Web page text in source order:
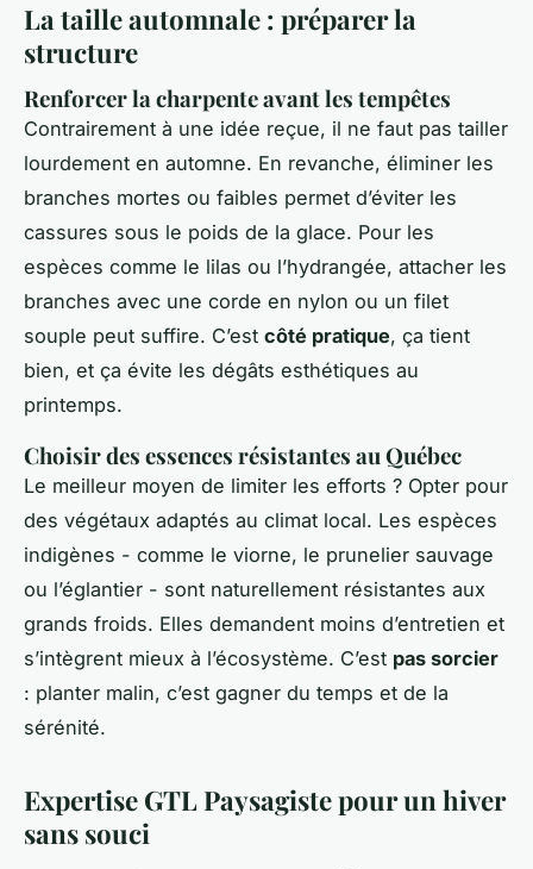
La taille automnale : préparer la
structure
Renforcer la charpente avant les tempêtes
Contrairement à une idée reçue, il ne faut pas tailler
lourdement en automne. En revanche, éliminer les
branches mortes ou faibles permet d’éviter les
cassures sous le poids de la glace. Pour les
espèces comme le lilas ou l’hydrangée, attacher les
branches avec une corde en nylon ou un filet
souple peut suffire. C’est côté pratique, ça tient
bien, et ça évite les dégâts esthétiques au
printemps.
Choisir des essences résistantes au Québec
Le meilleur moyen de limiter les efforts ? Opter pour
des végétaux adaptés au climat local. Les espèces
indigènes - comme le viorne, le prunelier sauvage
ou l’églantier - sont naturellement résistantes aux
grands froids. Elles demandent moins d’entretien et
s’intègrent mieux à l’écosystème. C’est pas sorcier
: planter malin, c’est gagner du temps et de la
sérénité.
Expertise GTL Paysagiste pour un hiver
sans souci